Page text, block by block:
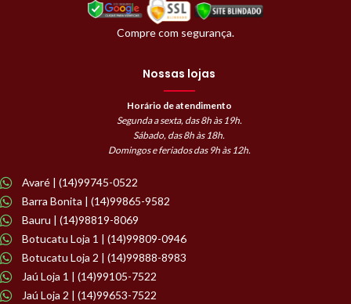
Compre com segurança.
Nossas lojas
Horário de atendimento
Segunda a sexta, das 8h às 19h.
Sábado, das 8h às 18h.
Domingos e feriados das 9h às 12h.
Avaré | (14)99745-0522
Barra Bonita | (14)99865-9582
Bauru | (14)98819-8069
Botucatu Loja 1 | (14)99809-0946
Botucatu Loja 2 | (14)99888-8983
Jaú Loja 1 | (14)99105-7522
Jaú Loja 2 | (14)99653-7522